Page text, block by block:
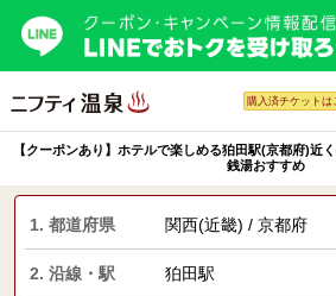
購入済チケットは
【クーポンあり】ホテルで楽しめる狛田駅(京都府)近
銭湯おすすめ
1. 都道府県 関西(近畿) / 京都府
2. 沿線・駅 狛田駅